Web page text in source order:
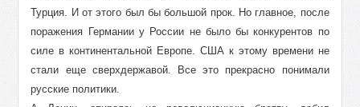
Турция. И от этого был бы большой прок. Но главное, после
поражения Германии у России не было бы конкурентов по
силе в континентальной Европе. США к этому времени не
стали еще сверхдержавой. Все это прекрасно понимали
русские политики.